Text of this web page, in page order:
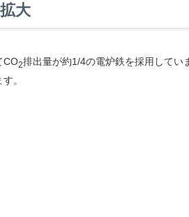
大
CO2排出量が約1/4の電炉鉄を採用してい
。